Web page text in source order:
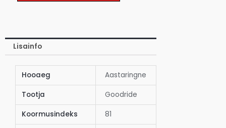
Lisainfo
Hooaeg Aastaringne
Tootja Goodride
Koormusindeks 81